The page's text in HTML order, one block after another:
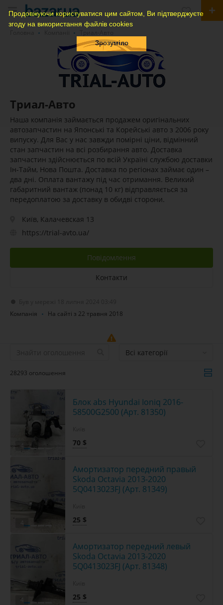
Продовжуючи користуватися цим сайтом, Ви підтверджуєте
згоду на використання файлів cookies
Зрозуміло
Триал-Авто
Наша компанія займається продажем оригінальних
автозапчастин на Японські та Корейські авто з 2006 року
випуску. Для Вас у нас завжди помірні ціни, відмінний
стан запчастин на всі розбирання авто. Доставка
запчастин здійснюється по всій Україні службою доставки
Ін-Тайм, Нова Пошта. Доставка по регіонах займає один –
два дні. Оплата вантажу під час отримання. Великий
габаритний вантаж (понад 10 кг) відправляється за
передоплатою за доставку в обидві сторони.
Київ, Калачевская 13
https://trial-avto.ua/
Повідомлення
Контакти
Компанія
На сайті з 22 травня 2018
Всі категорії
28293 оголошення
4
Блок abs Hyundai Ioniq 2016-
58500G2500 (Арт. 81350)
70 $
Амортизатор передний правый
Skoda Octavia 2013-2020
5Q0413023FJ (Арт. 81349)
25 $
4
Амортизатор передний левый
Skoda Octavia 2013-2020
5Q0413023FJ (Арт. 81348)
25 $